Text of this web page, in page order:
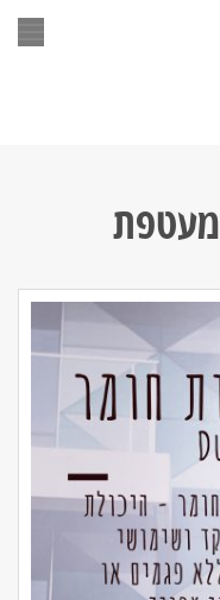
מעטפת